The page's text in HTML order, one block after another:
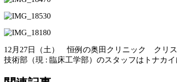
12月27日（土） 恒例の奥田クリニック クリス
技術部（現 : 臨床工学部）のスタッフはトナカ